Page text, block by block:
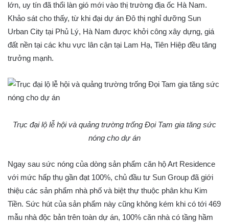
lớn, uy tín đã thổi làn gió mới vào thị trường địa ốc Hà Nam.
Khảo sát cho thấy, từ khi đại dự án Đô thị nghỉ dưỡng Sun
Urban City tại Phủ Lý, Hà Nam được khởi công xây dựng, giá
đất nền tại các khu vực lân cận tại Lam Hạ, Tiên Hiệp đều tăng
trưởng mạnh.
Trục đại lộ lễ hội và quảng trường trống Đọi Tam gia tăng sức
nóng cho dự án
Ngay sau sức nóng của dòng sản phẩm căn hộ Art Residence
với mức hấp thụ gần đạt 100%, chủ đầu tư Sun Group đã giới
thiệu các sản phẩm nhà phố và biệt thự thuộc phân khu Kim
Tiền. Sức hút của sản phẩm này cũng không kém khi có tới 469
mẫu nhà độc bản trên toàn dự án, 100% căn nhà có tầng hầm